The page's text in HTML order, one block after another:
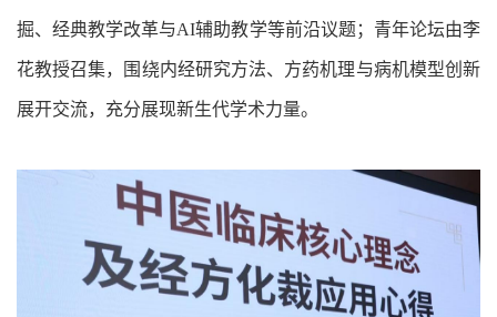
掘、经典教学改革与AI辅助教学等前沿议题；青年论坛由李
花教授召集，围绕内经研究方法、方药机理与病机模型创新
展开交流，充分展现新生代学术力量。